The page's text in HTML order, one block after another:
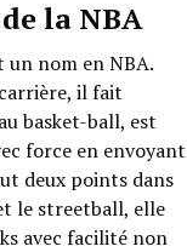
la NBA
un nom en NBA.
il fait
basket-ball, est
force en envoyant
deux points dans
le streetball, elle
avec facilité non